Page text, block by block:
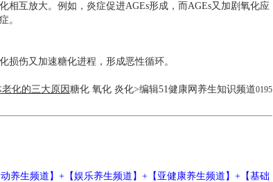
相互放大。例如，炎症促进AGEs形成，而AGEs又加剧氧化应
。
损伤又加速糖化进程，形成恶性循环。
老化的三大原因糖化 氧化 炎化>编辑51健康网 养生知识频道0195
养生频道】 +【娱乐养生频道 】+【 亚健康养生频道 】+【基础